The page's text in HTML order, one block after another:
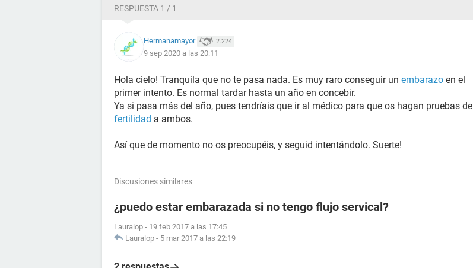
RESPUESTA 1 / 1
Hermanamayor 2.224
9 sep 2020 a las 20:11
Hola cielo! Tranquila que no te pasa nada. Es muy raro conseguir un embarazo en el
primer intento. Es normal tardar hasta un año en concebir.
Ya si pasa más del año, pues tendríais que ir al médico para que os hagan pruebas de
fertilidad a ambos.
Así que de momento no os preocupéis, y seguid intentándolo. Suerte!
Discusiones similares
¿puedo estar embarazada si no tengo flujo servical?
Lauralop - 19 feb 2017 a las 17:45
Lauralop - 5 mar 2017 a las 22:19